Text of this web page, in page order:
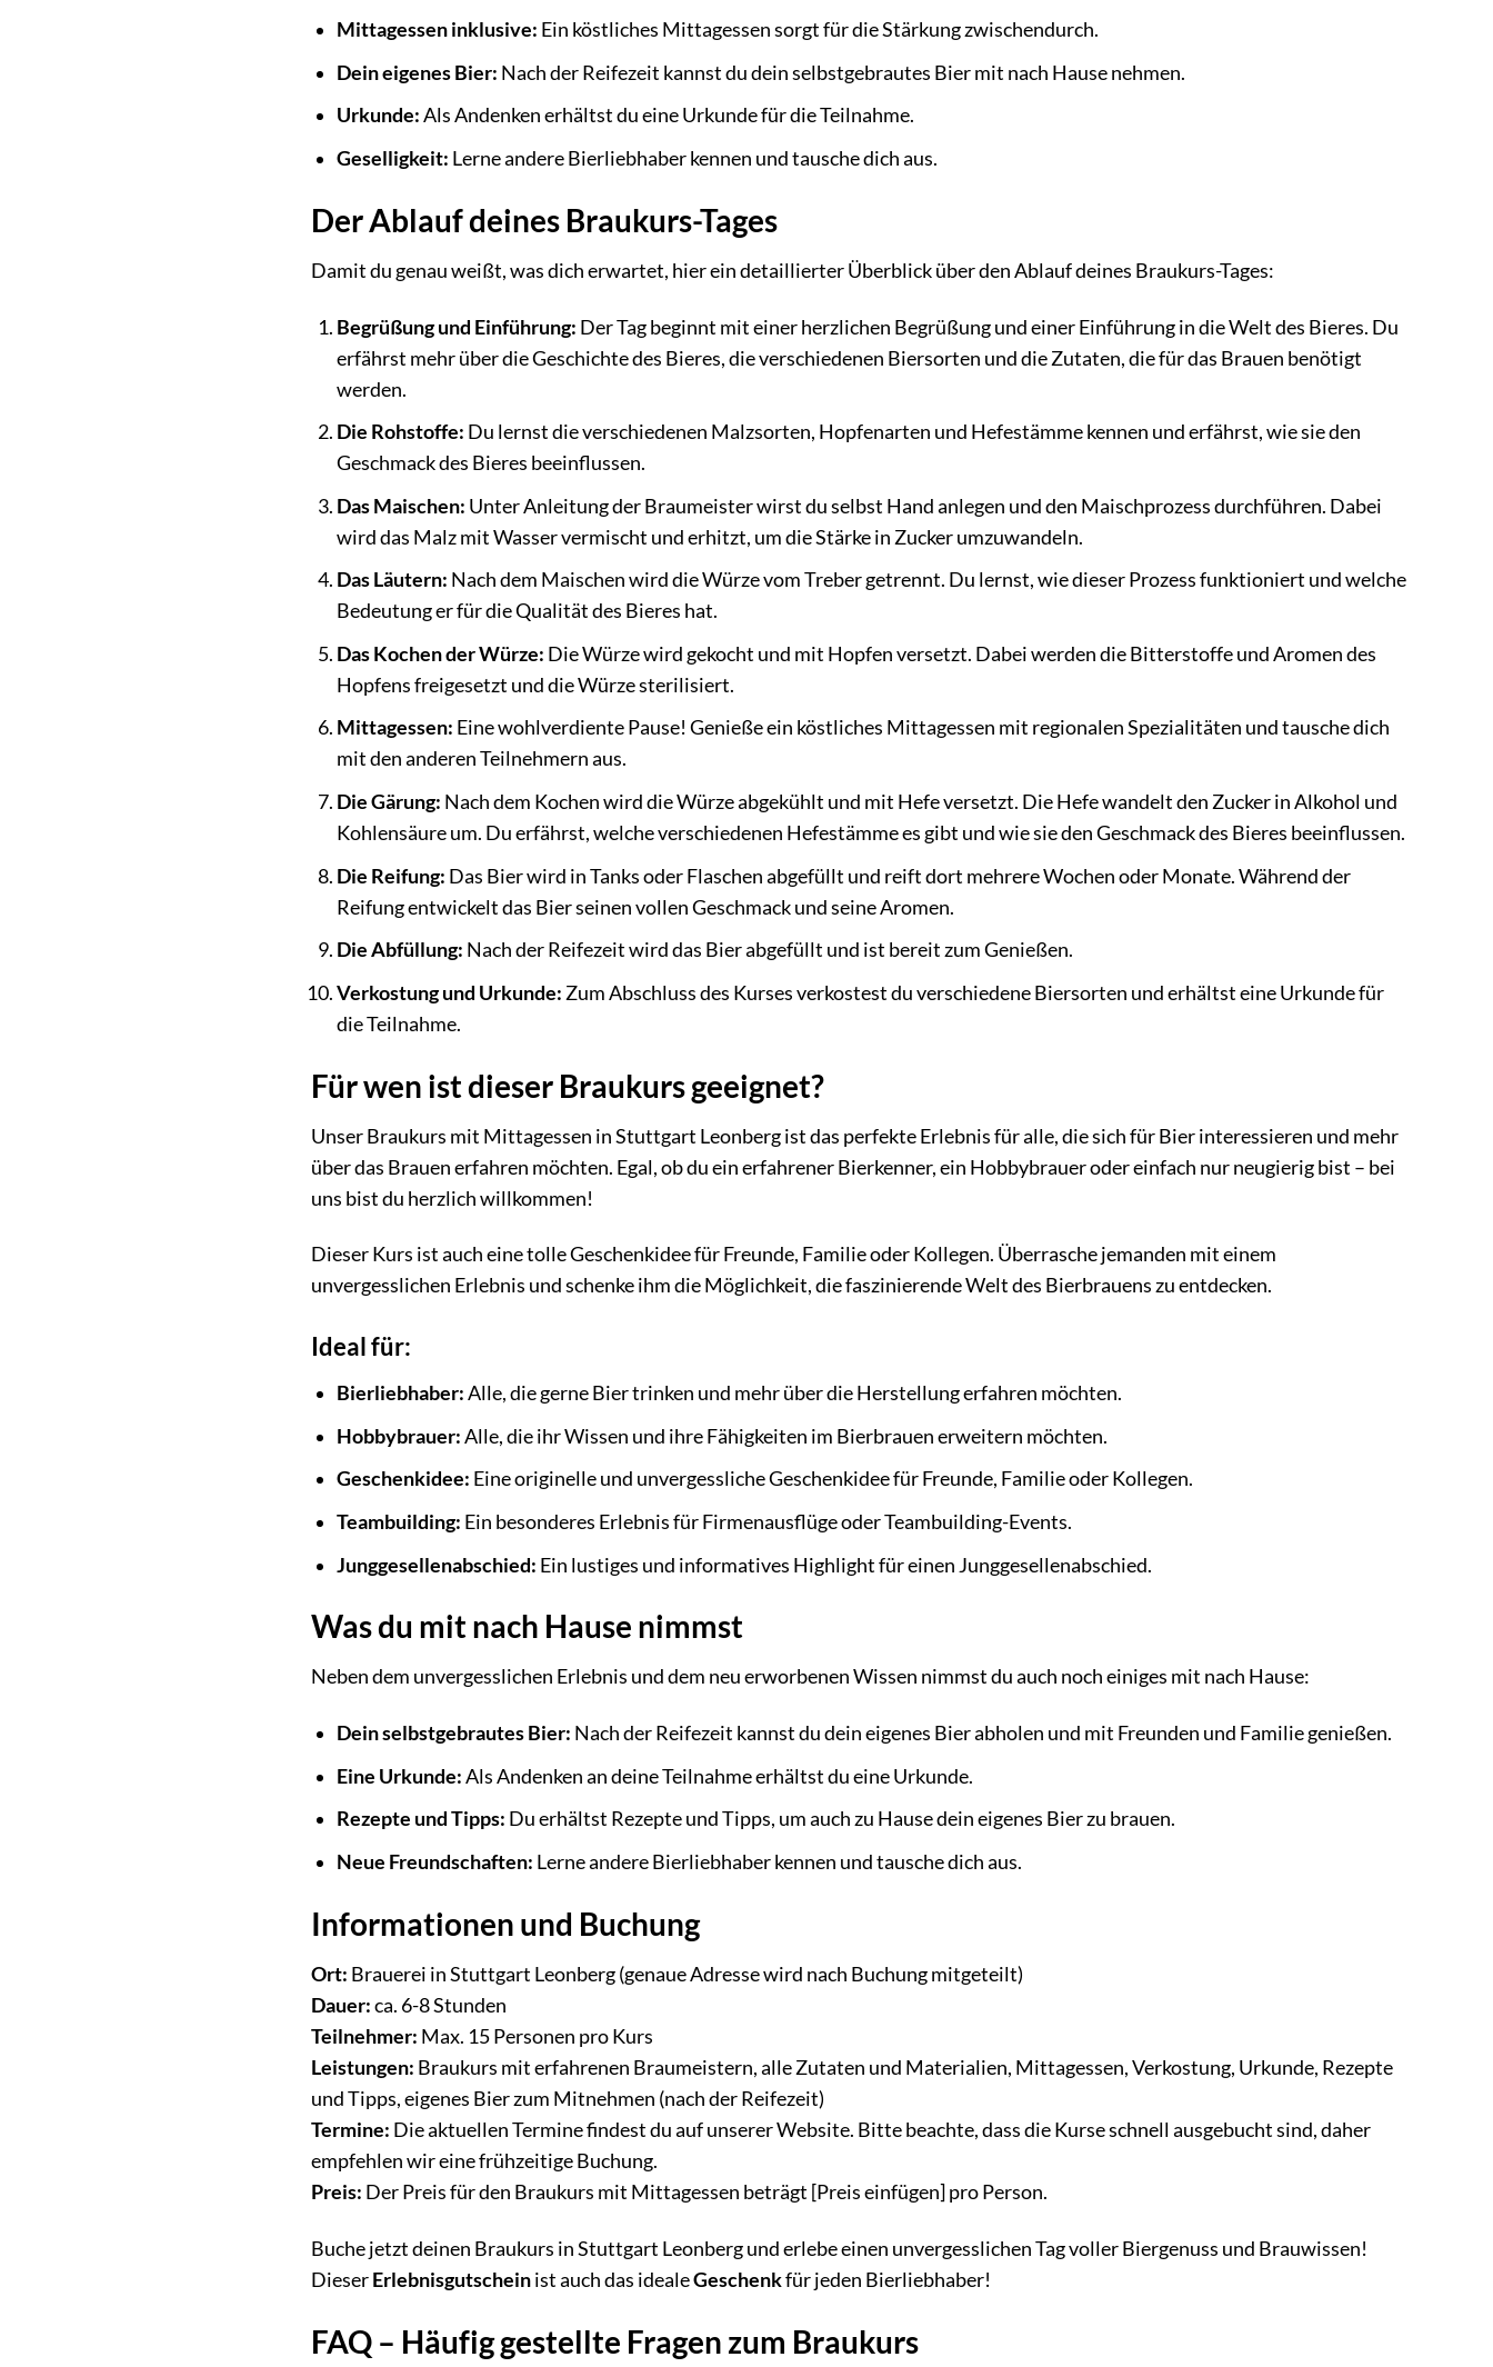
Mittagessen inklusive: Ein köstliches Mittagessen sorgt für die Stärkung zwischendurch.
Dein eigenes Bier: Nach der Reifezeit kannst du dein selbstgebrautes Bier mit nach Hause nehmen.
Urkunde:Als Andenken erhältst du eine Urkunde für die Teilnahme.
Geselligkeit: Lerne andere Bierliebhaber kennen und tausche dich aus.
Der Ablauf deines Braukurs-Tages
Damit du genau weißt, was dich erwartet, hier ein detaillierter Überblick über den Ablauf deines Braukurs-Tages:
Begrüßung und Einführung: Der Tag beginnt mit einer herzlichen Begrüßung und einer Einführung in die Welt des Bieres. Du
erfährst mehr über die Geschichte des Bieres, die verschiedenen Biersorten und die Zutaten, die für das Brauen benötigt
werden.
Die Rohstoffe: Du lernst die verschiedenen Malzsorten, Hopfenarten und Hefestämme kennen und erfährst, wie sie den
Geschmack des Bieres beeinflussen.
Das Maischen: Unter Anleitung der Braumeister wirst du selbst Hand anlegen und den Maischprozess durchführen. Dabei
wird das Malz mit Wasser vermischt und erhitzt, um die Stärke in Zucker umzuwandeln.
Das Läutern: Nach dem Maischen wird die Würze vom Treber getrennt. Du lernst, wie dieser Prozess funktioniert und welche
Bedeutung er für die Qualität des Bieres hat.
Das Kochen der Würze: Die Würze wird gekocht und mit Hopfen versetzt. Dabei werden die Bitterstoffe und Aromen des
Hopfens freigesetzt und die Würze sterilisiert.
Mittagessen: Eine wohlverdiente Pause! Genieße ein köstliches Mittagessen mit regionalen Spezialitäten und tausche dich
mit den anderen Teilnehmern aus.
Die Gärung: Nach dem Kochen wird die Würze abgekühlt und mit Hefe versetzt. Die Hefe wandelt den Zucker in Alkohol und
Kohlensäure um. Du erfährst, welche verschiedenen Hefestämme es gibt und wie sie den Geschmack des Bieres beeinflussen.
Die Reifung: Das Bier wird in Tanks oder Flaschen abgefüllt und reift dort mehrere Wochen oder Monate. Während der
Reifung entwickelt das Bier seinen vollen Geschmack und seine Aromen.
Die Abfüllung: Nach der Reifezeit wird das Bier abgefüllt und ist bereit zum Genießen.
Verkostung und Urkunde: Zum Abschluss des Kurses verkostest du verschiedene Biersorten und erhältst eine Urkunde für
die Teilnahme.
Für wen ist dieser Braukurs geeignet?
Unser Braukurs mit Mittagessen in Stuttgart Leonberg ist das perfekte Erlebnis für alle, die sich für Bier interessieren und mehr
über das Brauen erfahren möchten. Egal, ob du ein erfahrener Bierkenner, ein Hobbybrauer oder einfach nur neugierig bist – bei
uns bist du herzlich willkommen!
Dieser Kurs ist auch eine tolle Geschenkidee für Freunde, Familie oder Kollegen. Überrasche jemanden mit einem
unvergesslichen Erlebnis und schenke ihm die Möglichkeit, die faszinierende Welt des Bierbrauens zu entdecken.
Ideal für:
Bierliebhaber:Alle, die gerne Bier trinken und mehr über die Herstellung erfahren möchten.
Hobbybrauer:Alle, die ihr Wissen und ihre Fähigkeiten im Bierbrauen erweitern möchten.
Geschenkidee: Eine originelle und unvergessliche Geschenkidee für Freunde, Familie oder Kollegen.
Teambuilding: Ein besonderes Erlebnis für Firmenausflüge oder Teambuilding-Events.
Junggesellenabschied: Ein lustiges und informatives Highlight für einen Junggesellenabschied.
Was du mit nach Hause nimmst
Neben dem unvergesslichen Erlebnis und dem neu erworbenen Wissen nimmst du auch noch einiges mit nach Hause:
Dein selbstgebrautes Bier: Nach der Reifezeit kannst du dein eigenes Bier abholen und mit Freunden und Familie genießen.
Eine Urkunde:Als Andenken an deine Teilnahme erhältst du eine Urkunde.
Rezepte und Tipps: Du erhältst Rezepte und Tipps, um auch zu Hause dein eigenes Bier zu brauen.
Neue Freundschaften: Lerne andere Bierliebhaber kennen und tausche dich aus.
Informationen und Buchung
Ort: Brauerei in Stuttgart Leonberg (genaue Adresse wird nach Buchung mitgeteilt)
Dauer:ca. 6-8 Stunden
Teilnehmer: Max. 15 Personen pro Kurs
Leistungen: Braukurs mit erfahrenen Braumeistern, alle Zutaten und Materialien, Mittagessen, Verkostung, Urkunde, Rezepte
und Tipps, eigenes Bier zum Mitnehmen (nach der Reifezeit)
Termine: Die aktuellen Termine findest du auf unserer Website. Bitte beachte, dass die Kurse schnell ausgebucht sind, daher
empfehlen wir eine frühzeitige Buchung.
Preis: Der Preis für den Braukurs mit Mittagessen beträgt [Preis einfügen] pro Person.
Buche jetzt deinen Braukurs in Stuttgart Leonberg und erlebe einen unvergesslichen Tag voller Biergenuss und Brauwissen!
DieserErlebnisgutscheinist auch das idealeGeschenkfür jeden Bierliebhaber!
FAQ – Häufig gestellte Fragen zum Braukurs